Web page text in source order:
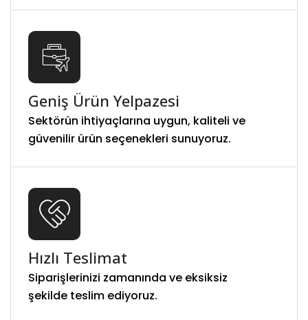
Geniş Ürün Yelpazesi
Sektörün ihtiyaçlarına uygun, kaliteli ve
güvenilir ürün seçenekleri sunuyoruz.
Hızlı Teslimat
Siparişlerinizi zamanında ve eksiksiz
şekilde teslim ediyoruz.